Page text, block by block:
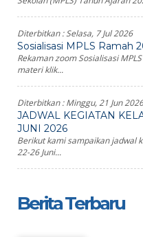
Diterbitkan :Selasa, 7 Jul 2026
Sosialisasi MPLS Ramah
Rekaman zoom Sosialisasi
materi klik...
Diterbitkan :Minggu, 21 Jun 2026
JADWAL KEGIATAN
JUNI 2026
Berikut kami sampaikan jadwal
22-26 Juni...
Berita Terbaru